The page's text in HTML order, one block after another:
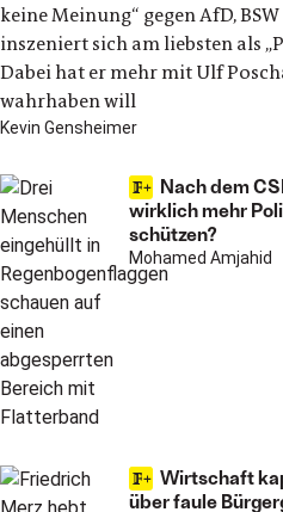
keine Meinung“ gegen AfD,
inszeniert sich am liebsten als
Dabei hat er mehr mit Ulf
wahrhaben will
Kevin Gensheimer
Nach dem
wirklich mehr
schützen?
Mohamed Amjahid
Wirtschaft
über faule